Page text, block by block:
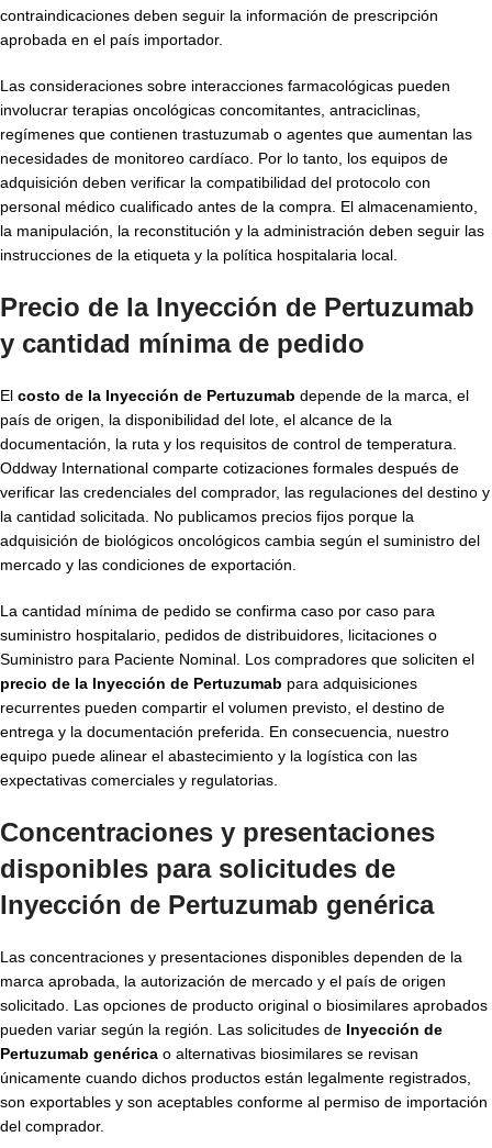
contraindicaciones deben seguir la información de prescripción
aprobada en el país importador.
Las consideraciones sobre interacciones farmacológicas pueden
involucrar terapias oncológicas concomitantes, antraciclinas,
regímenes que contienen trastuzumab o agentes que aumentan las
necesidades de monitoreo cardíaco. Por lo tanto, los equipos de
adquisición deben verificar la compatibilidad del protocolo con
personal médico cualificado antes de la compra. El almacenamiento,
la manipulación, la reconstitución y la administración deben seguir las
instrucciones de la etiqueta y la política hospitalaria local.
Precio de la Inyección de Pertuzumab
y cantidad mínima de pedido
El costo de la Inyección de Pertuzumab depende de la marca, el
país de origen, la disponibilidad del lote, el alcance de la
documentación, la ruta y los requisitos de control de temperatura.
Oddway International comparte cotizaciones formales después de
verificar las credenciales del comprador, las regulaciones del destino y
la cantidad solicitada. No publicamos precios fijos porque la
adquisición de biológicos oncológicos cambia según el suministro del
mercado y las condiciones de exportación.
La cantidad mínima de pedido se confirma caso por caso para
suministro hospitalario, pedidos de distribuidores, licitaciones o
Suministro para Paciente Nominal. Los compradores que soliciten el
precio de la Inyección de Pertuzumab para adquisiciones
recurrentes pueden compartir el volumen previsto, el destino de
entrega y la documentación preferida. En consecuencia, nuestro
equipo puede alinear el abastecimiento y la logística con las
expectativas comerciales y regulatorias.
Concentraciones y presentaciones
disponibles para solicitudes de
Inyección de Pertuzumab genérica
Las concentraciones y presentaciones disponibles dependen de la
marca aprobada, la autorización de mercado y el país de origen
solicitado. Las opciones de producto original o biosimilares aprobados
pueden variar según la región. Las solicitudes de Inyección de
Pertuzumab genérica o alternativas biosimilares se revisan
únicamente cuando dichos productos están legalmente registrados,
son exportables y son aceptables conforme al permiso de importación
del comprador.